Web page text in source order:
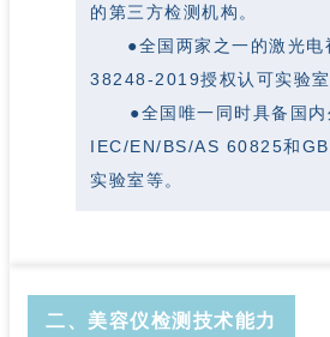
的第三方检测机构。
●全国两家之一的激光
38248-2019授权认可实验室
●全国唯一同时具备国内
IEC/EN/BS/AS 60825和
实验室等。
二、美容仪检测技术能力